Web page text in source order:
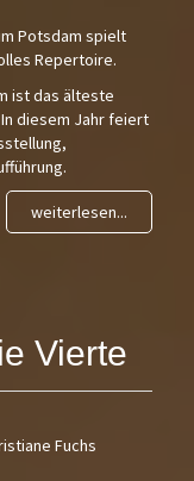
Potsdam spielt
Repertoire.
ist das älteste
diesem Jahr feiert
weiterlesen...
Vierte
Fuchs